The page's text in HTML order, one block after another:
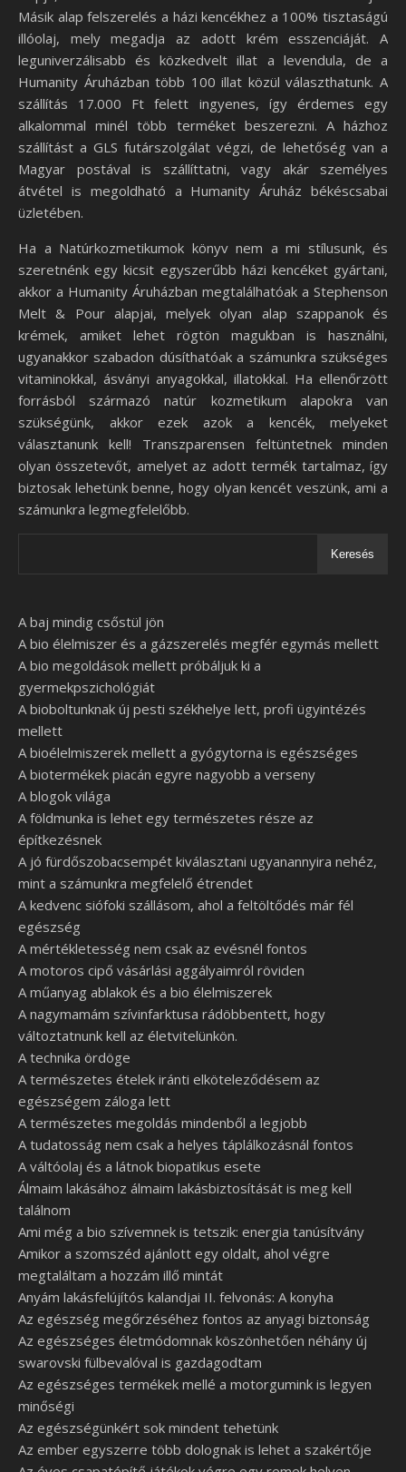
Másik alap felszerelés a házi kencékhez a 100% tisztaságú
illóolaj, mely megadja az adott krém esszenciáját. A
leguniverzálisabb és közkedvelt illat a levendula, de a
Humanity Áruházban több 100 illat közül választhatunk. A
szállítás 17.000 Ft felett ingyenes, így érdemes egy
alkalommal minél több terméket beszerezni. A házhoz
szállítást a GLS futárszolgálat végzi, de lehetőség van a
Magyar postával is szállíttatni, vagy akár személyes
átvétel is megoldható a Humanity Áruház békéscsabai
üzletében.
Ha a Natúrkozmetikumok könyv nem a mi stílusunk, és
szeretnénk egy kicsit egyszerűbb házi kencéket gyártani,
akkor a Humanity Áruházban megtalálhatóak a Stephenson
Melt & Pour alapjai, melyek olyan alap szappanok és
krémek, amiket lehet rögtön magukban is használni,
ugyanakkor szabadon dúsíthatóak a számunkra szükséges
vitaminokkal, ásványi anyagokkal, illatokkal. Ha ellenőrzött
forrásból származó natúr kozmetikum alapokra van
szükségünk, akkor ezek azok a kencék, melyeket
választanunk kell! Transzparensen feltüntetnek minden
olyan összetevőt, amelyet az adott termék tartalmaz, így
biztosak lehetünk benne, hogy olyan kencét veszünk, ami a
számunkra legmegfelelőbb.
Keresés
A baj mindig csőstül jön
A bio élelmiszer és a gázszerelés megfér egymás mellett
A bio megoldások mellett próbáljuk ki a
gyermekpszichológiát
A bioboltunknak új pesti székhelye lett, profi ügyintézés
mellett
A bioélelmiszerek mellett a gyógytorna is egészséges
A biotermékek piacán egyre nagyobb a verseny
A blogok világa
A földmunka is lehet egy természetes része az
építkezésnek
A jó fürdőszobacsempét kiválasztani ugyanannyira nehéz,
mint a számunkra megfelelő étrendet
A kedvenc siófoki szállásom, ahol a feltöltődés már fél
egészség
A mértékletesség nem csak az evésnél fontos
A motoros cipő vásárlási aggályaimról röviden
A műanyag ablakok és a bio élelmiszerek
A nagymamám szívinfarktusa rádöbbentett, hogy
változtatnunk kell az életvitelünkön.
A technika ördöge
A természetes ételek iránti elköteleződésem az
egészségem záloga lett
A természetes megoldás mindenből a legjobb
A tudatosság nem csak a helyes táplálkozásnál fontos
A váltóolaj és a látnok biopatikus esete
Álmaim lakásához álmaim lakásbiztosítását is meg kell
találnom
Ami még a bio szívemnek is tetszik: energia tanúsítvány
Amikor a szomszéd ajánlott egy oldalt, ahol végre
megtaláltam a hozzám illő mintát
Anyám lakásfelújítós kalandjai II. felvonás: A konyha
Az egészség megőrzéséhez fontos az anyagi biztonság
Az egészséges életmódomnak köszönhetően néhány új
swarovski fülbevalóval is gazdagodtam
Az egészséges termékek mellé a motorgumink is legyen
minőségi
Az egészségünkért sok mindent tehetünk
Az ember egyszerre több dolognak is lehet a szakértője